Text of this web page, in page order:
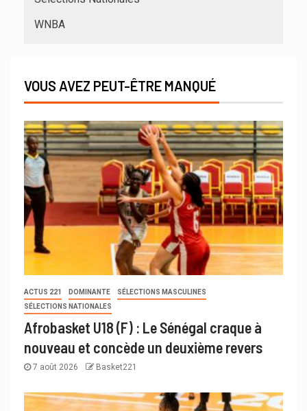
WNBA
VOUS AVEZ PEUT-ÊTRE MANQUÉ
ACTUS 221 DOMINANTE
SÉLECTIONS MASCULINES
SÉLECTIONS NATIONALES
Afrobasket U18 (F) : Le Sénégal craque à
nouveau et concède un deuxième revers
7 août 2026 Basket221